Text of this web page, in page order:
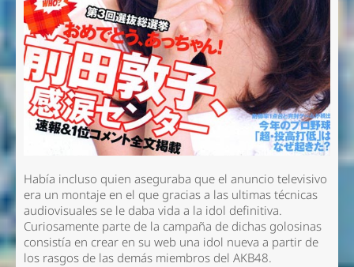
Había incluso quien aseguraba que el anuncio televisivo
era un montaje en el que gracias a las ultimas técnicas
audiovisuales se le daba vida a la idol definitiva.
Curiosamente parte de la campaña de dichas golosinas
consistía en crear en su web una idol nueva a partir de
los rasgos de las demás miembros del AKB48.